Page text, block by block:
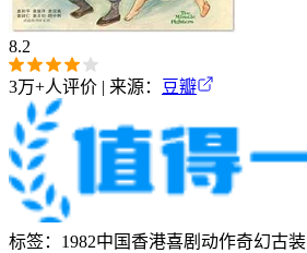
8.2
3万+人评价 | 来源： 豆瓣
标签： 1982中国香港喜剧 动作奇幻古装